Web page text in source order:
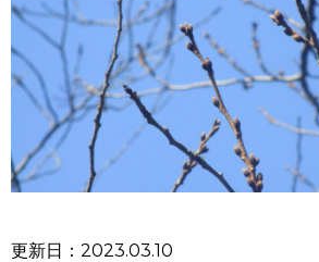
更新日：2023.03.10